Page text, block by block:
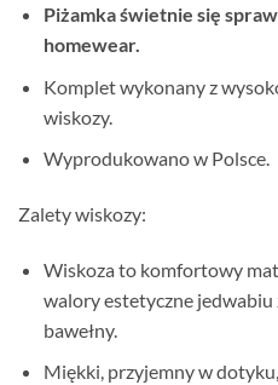
Piżamka świetnie się
homewear.
Komplet wykonany z
wiskozy.
Wyprodukowano w Polsce.
Zalety wiskozy:
Wiskoza to komfortowy
walory estetyczne jedwabiu
bawełny.
Miękki, przyjemny w dotyku,